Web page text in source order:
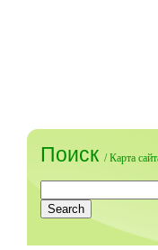
Поиск /Карта